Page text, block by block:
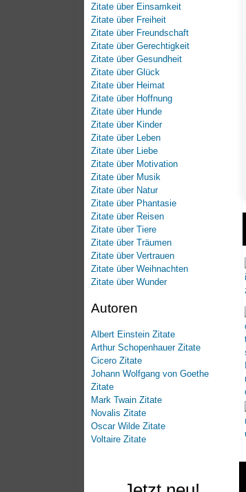
Zitate über Einsamkeit
Zitate über Freiheit
Zitate über Freundschaft
Zitate über Gerechtigkeit
Zitate über Gesundheit
Zitate über Glück
Zitate über Heimat
Zitate über Hoffnung
Zitate über Hunde
Zitate über Kinder
Zitate über Leben
Zitate über Liebe
Zitate über Motivation
Zitate über Musik
Zitate über Natur
Zitate über Phantasie
Zitate über Reisen
Zitate über Tiere
Zitate über Träumen
Zitate über Vertrauen
Zitate über Weihnachten
Zitate über Wunder
Autoren
Albert Einstein Zitate
Arthur Schopenhauer Zitate
Cicero Zitate
Johann Wolfgang von Goethe
Zitate
Mark Twain Zitate
Novalis Zitate
Oscar Wilde Zitate
Voltaire Zitate